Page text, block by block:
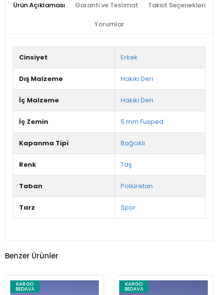
Ürün Açıklaması Garanti ve Teslimat Taksit Seçenekleri
Yorumlar
Cinsiyet Erkek
Dış Malzeme Hakiki Deri
İç Malzeme Hakiki Deri
İç Zemin 5 mm Fusped
Kapanma Tipi Bağcıklı
Renk Taş
Taban Poliüretan
Tarz Spor
Benzer Ürünler
KARGO
BEDAVA
KARGO
BEDAVA